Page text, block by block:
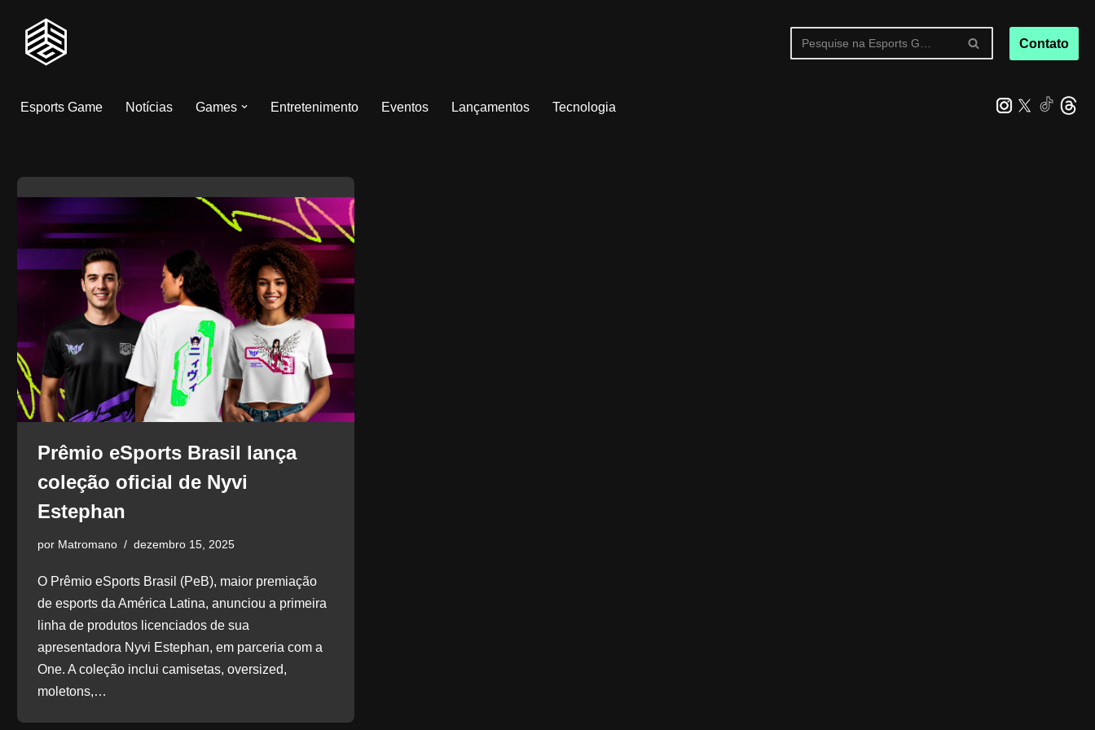
Pular
conteúdo
Contato
Esports Game Notícias Games Entretenimento Eventos Lançamentos Tecnologia
Prêmio eSports Brasil lança
coleção oficial de Nyvi
Estephan
por Matromano dezembro 15, 2025
O Prêmio eSports Brasil (PeB), maior premiação
de esports da América Latina, anunciou a primeira
linha de produtos licenciados de sua
apresentadora Nyvi Estephan, em parceria com a
One. A coleção inclui camisetas, oversized,
moletons,…